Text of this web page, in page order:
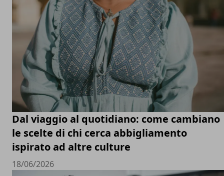
Dal viaggio al quotidiano: come cambiano
le scelte di chi cerca abbigliamento
ispirato ad altre culture
18/06/2026